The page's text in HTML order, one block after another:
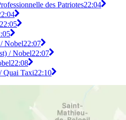
des Patriotes22:04
22:05
Nobel22:07
/ Nobel22:07
22:08
Quai Taxi22:10